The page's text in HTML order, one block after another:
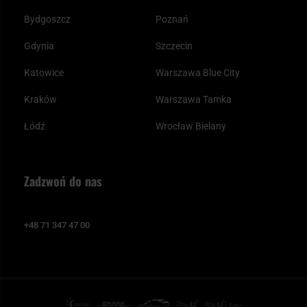
Bydgoszcz
Gdynia
Katowice
Kraków
Łódź
Poznań
Szczecin
Warszawa Blue City
Warszawa Tamka
Wrocław Bielany
Zadzwoń do nas
+48 71 347 47 00